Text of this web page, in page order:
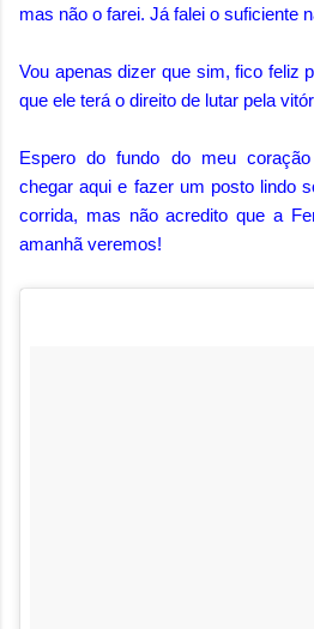
mas não o farei. Já falei o suficiente
Vou apenas dizer que sim, fico feliz
que ele terá o direito de lutar pela
Espero do fundo do meu
chegar aqui e fazer um posto lindo
corrida, mas não acredito que a
amanhã veremos!